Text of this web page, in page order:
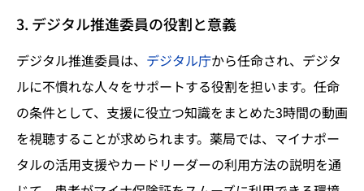
3. デジタル推進委員の役割と意義
デジタル推進委員は、 デジタル庁から任命され、デジタ
ルに不慣れな人々をサポートする役割を担います。任命
の条件として、支援に役立つ知識をまとめた3時間の動画
を視聴することが求められます。薬局では、マイナポー
タルの活用支援やカードリーダーの利用方法の説明を通